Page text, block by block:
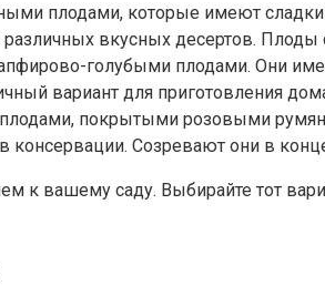
плодами, которые имеют
различных вкусных десертов.
голубыми плодами. Они
вариант для приготовления
плодами, покрытыми розовыми
консервации. Созревают они в
к вашему саду. Выбирайте тот